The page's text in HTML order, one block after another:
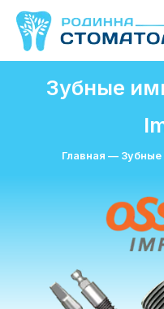
Зубные
Главная — Зубные